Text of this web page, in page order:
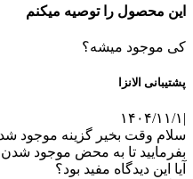
این محصول را توصیه میکنم
کی موجود میشه؟
پشتیبانی الانزا
| ۱۴۰۴/۱۱/۱
سلام وقت بخیر گزینه موجود
بفرمایید تا به محض موجود
آیا این دیدگاه مفید بود؟